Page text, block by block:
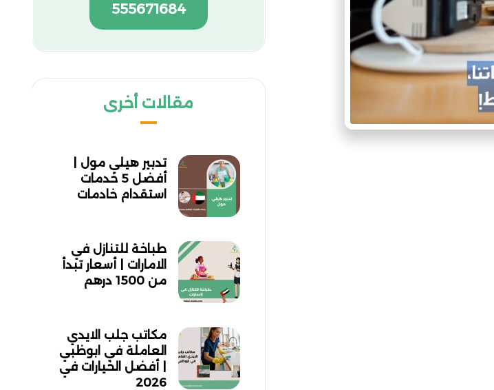
555671684
مقالات أخرى
تدبير هيلي مول |
أفضل 5 خدمات
استقدام خادمات
طباخة للتنازل في
الامارات | أسعار تبدأ
من 1500 درهم
مكاتب جلب الايدي
العاملة في ابوظبي
| أفضل الخيارات في
2026